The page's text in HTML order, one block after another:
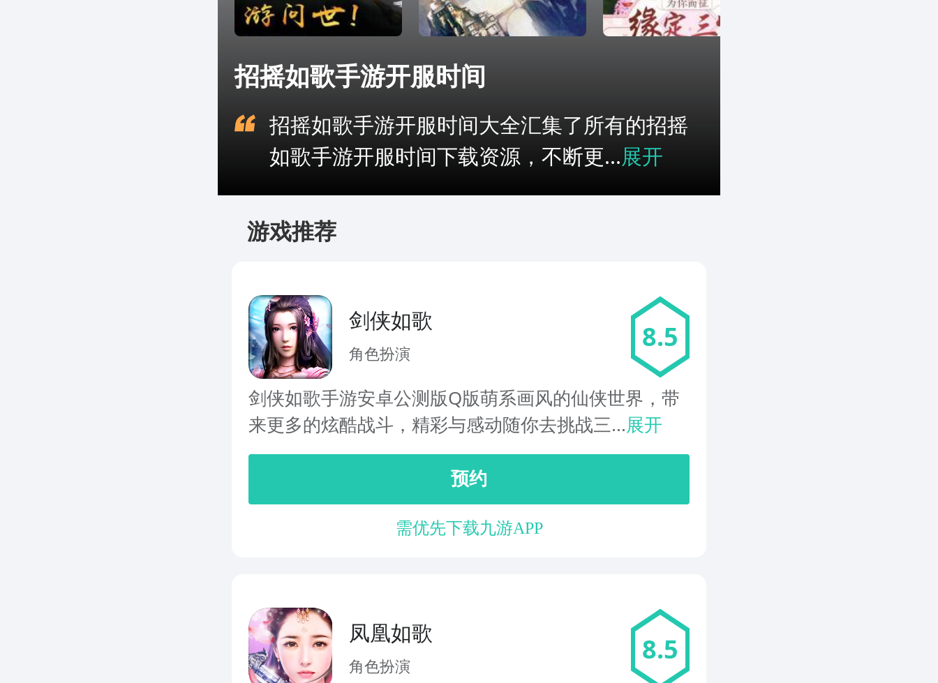
招摇如歌手游开服时间
招摇如歌手游开服时间大全汇集了所有的招摇
如歌手游开服时间下载资源，不断更...展开
游戏推荐
剑侠如歌
角色扮演
8.5
剑侠如歌手游安卓公测版Q版萌系画风的仙侠世界，带
来更多的炫酷战斗，精彩与感动随你去挑战三...展开
预约
需优先下载九游APP
凤凰如歌
角色扮演
8.5